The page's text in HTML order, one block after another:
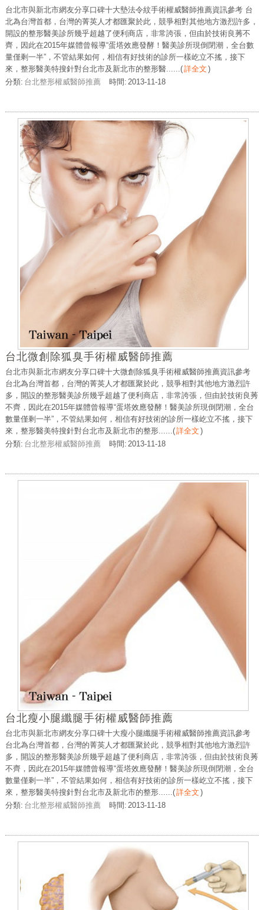
台北市與新北市網友分享口碑十大墊法令紋手術權威醫師推薦資訊參考 台
北為台灣首都，台灣的菁英人才都匯聚於此，競爭相對其他地方激烈許多，
開設的整形醫美診所幾乎超越了便利商店，非常誇張，但由於技術良莠不
齊，因此在2015年媒體曾報導“蛋塔效應發酵！醫美診所現倒閉潮，全台數
量僅剩一半”，不管結果如何，相信有好技術的診所一樣屹立不搖，接下
來，整形醫美特搜針對台北市及新北市的整形醫......(詳全文 )
分類: 台北整形權威醫師推薦 時間: 2013-11-18
台北微創除狐臭手術權威醫師推薦
台北市與新北市網友分享口碑十大微創除狐臭手術權威醫師推薦資訊參考
台北為台灣首都，台灣的菁英人才都匯聚於此，競爭相對其他地方激烈許
多，開設的整形醫美診所幾乎超越了便利商店，非常誇張，但由於技術良莠
不齊，因此在2015年媒體曾報導“蛋塔效應發酵！醫美診所現倒閉潮，全台
數量僅剩一半”，不管結果如何，相信有好技術的診所一樣屹立不搖，接下
來，整形醫美特搜針對台北市及新北市的整形...... (詳全文 )
分類: 台北整形權威醫師推薦 時間: 2013-11-18
台北瘦小腿纖腿手術權威醫師推薦
台北市與新北市網友分享口碑十大瘦小腿纖腿手術權威醫師推薦資訊參考
台北為台灣首都，台灣的菁英人才都匯聚於此，競爭相對其他地方激烈許
多，開設的整形醫美診所幾乎超越了便利商店，非常誇張，但由於技術良莠
不齊，因此在2015年媒體曾報導“蛋塔效應發酵！醫美診所現倒閉潮，全台
數量僅剩一半”，不管結果如何，相信有好技術的診所一樣屹立不搖，接下
來，整形醫美特搜針對台北市及新北市的整形...... (詳全文 )
分類: 台北整形權威醫師推薦 時間: 2013-11-18